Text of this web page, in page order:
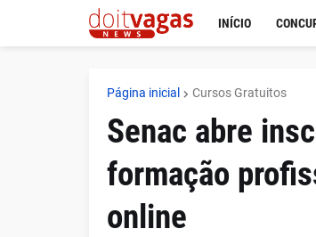
INÍCIO
Página inicial Cursos Gratuitos
Senac abre
formação
online